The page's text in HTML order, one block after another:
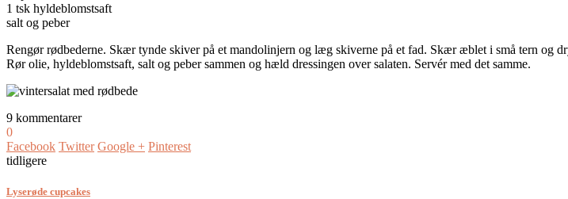
1 tsk hyldeblomstsaft
salt og peber
Rengør rødbederne. Skær tynde skiver på et mandolinjern og læg skiverne på et fad. Skær æblet i små tern og
Rør olie, hyldeblomstsaft, salt og peber sammen og hæld dressingen over salaten. Servér med det samme.
9 kommentarer
0
Facebook Twitter Google + Pinterest
tidligere
Lyserøde cupcakes